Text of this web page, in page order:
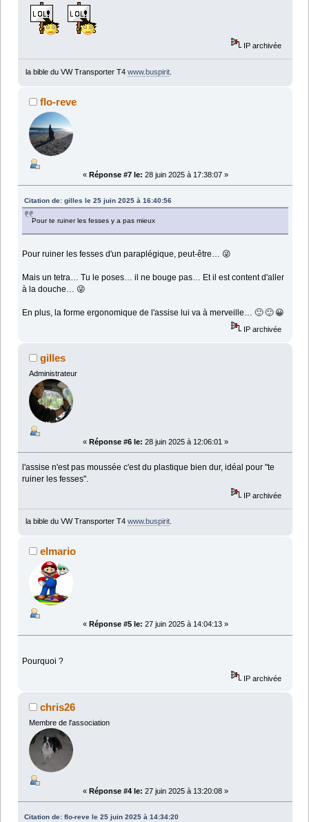
IP archivée
la bible du VW Transporter T4 www.buspirit.
flo-reve
« Réponse #7 le: 28 juin 2025 à 17:38:07 »
Citation de: gilles le 25 juin 2025 à 16:40:56
Pour te ruiner les fesses y a pas mieux
Pour ruiner les fesses d'un paraplégique, peut-être… 😜
Mais un tetra… Tu le poses… il ne bouge pas… Et il est content d'aller
à la douche… 😜
En plus, la forme ergonomique de l'assise lui va à merveille… 🙂 🙂 😀
IP archivée
gilles
Administrateur
« Réponse #6 le: 28 juin 2025 à 12:06:01 »
l'assise n'est pas moussée c'est du plastique bien dur, idéal pour "te
ruiner les fesses".
IP archivée
la bible du VW Transporter T4 www.buspirit.
elmario
« Réponse #5 le: 27 juin 2025 à 14:04:13 »
Pourquoi ?
IP archivée
chris26
Membre de l'association
« Réponse #4 le: 27 juin 2025 à 13:20:08 »
Citation de: flo-reve le 25 juin 2025 à 14:34:20